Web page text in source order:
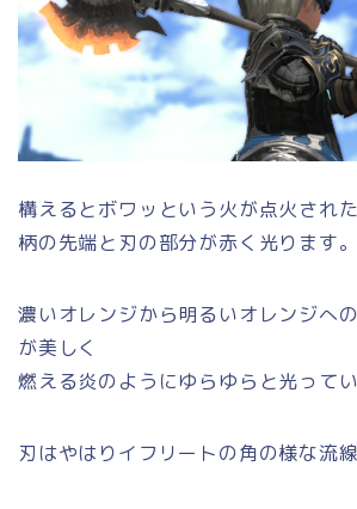
構えるとボワッという火が点火され
柄の先端と刃の部分が赤く光ります。
濃いオレンジから明るいオレンジへ
が美しく
燃える炎のようにゆらゆらと光ってい
刃はやはりイフリートの角の様な流